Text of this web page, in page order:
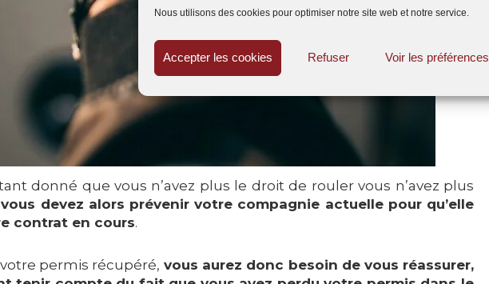
Nous utilisons des cookies pour optimiser notre site web et notre service.
Accepter les cookies Refuser Voir les préférences
donné que vous n’avez plus le droit de rouler vous n’avez plus
vous devez alors prévenir votre compagnie actuelle pour qu’elle
contrat en cours.
permis récupéré, vous aurez donc besoin de vous réassurer,